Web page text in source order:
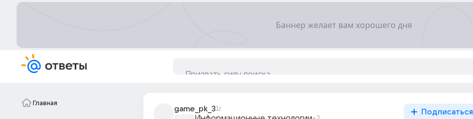
Главная
game_pk_31г Подписаться